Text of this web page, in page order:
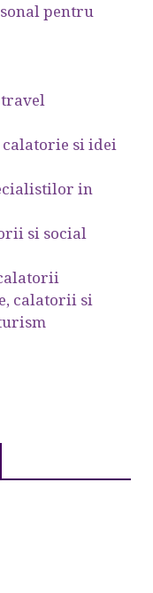
pentru
calatorie si idei
in
si social
calatorii si